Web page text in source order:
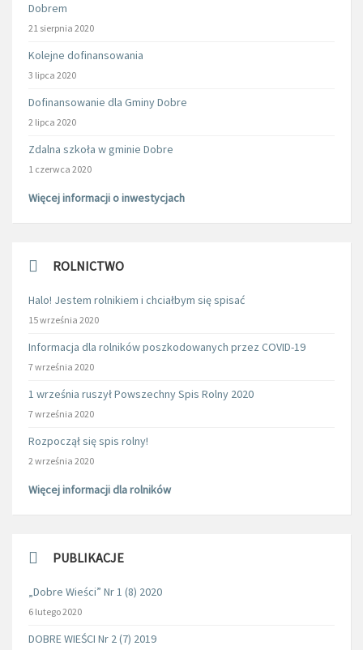
Dobrem
21 sierpnia 2020
Kolejne dofinansowania
3 lipca 2020
Dofinansowanie dla Gminy Dobre
2 lipca 2020
Zdalna szkoła w gminie Dobre
1 czerwca 2020
Więcej informacji o inwestycjach
ROLNICTWO
Halo! Jestem rolnikiem i chciałbym się spisać
15 września 2020
Informacja dla rolników poszkodowanych przez COVID-19
7 września 2020
1 września ruszył Powszechny Spis Rolny 2020
7 września 2020
Rozpoczął się spis rolny!
2 września 2020
Więcej informacji dla rolników
PUBLIKACJE
„Dobre Wieści” Nr 1 (8) 2020
6 lutego 2020
DOBRE WIEŚCI Nr 2 (7) 2019